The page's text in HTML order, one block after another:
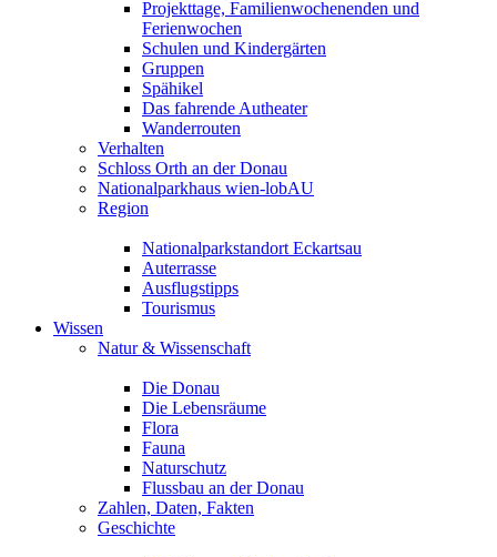
Projekttage, Familienwochenenden und
Ferienwochen
Schulen und Kindergärten
Gruppen
Spähikel
Das fahrende Autheater
Wanderrouten
Verhalten
Schloss Orth an der Donau
Nationalparkhaus wien-lobAU
Region
Nationalparkstandort Eckartsau
Auterrasse
Ausflugstipps
Tourismus
Wissen
Natur & Wissenschaft
Die Donau
Die Lebensräume
Flora
Fauna
Naturschutz
Flussbau an der Donau
Zahlen, Daten, Fakten
Geschichte